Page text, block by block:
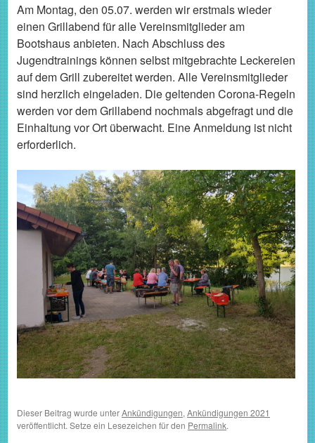
Am Montag, den 05.07. werden wir erstmals wieder
einen Grillabend für alle Vereinsmitglieder am
Bootshaus anbieten. Nach Abschluss des
Jugendtrainings können selbst mitgebrachte Leckereien
auf dem Grill zubereitet werden. Alle Vereinsmitglieder
sind herzlich eingeladen. Die geltenden Corona-Regeln
werden vor dem Grillabend nochmals abgefragt und die
Einhaltung vor Ort überwacht. Eine Anmeldung ist nicht
erforderlich.
Dieser Beitrag wurde unterAnkündigungen, Ankündigungen 2021
veröffentlicht. Setze ein Lesezeichen für den Permalink.